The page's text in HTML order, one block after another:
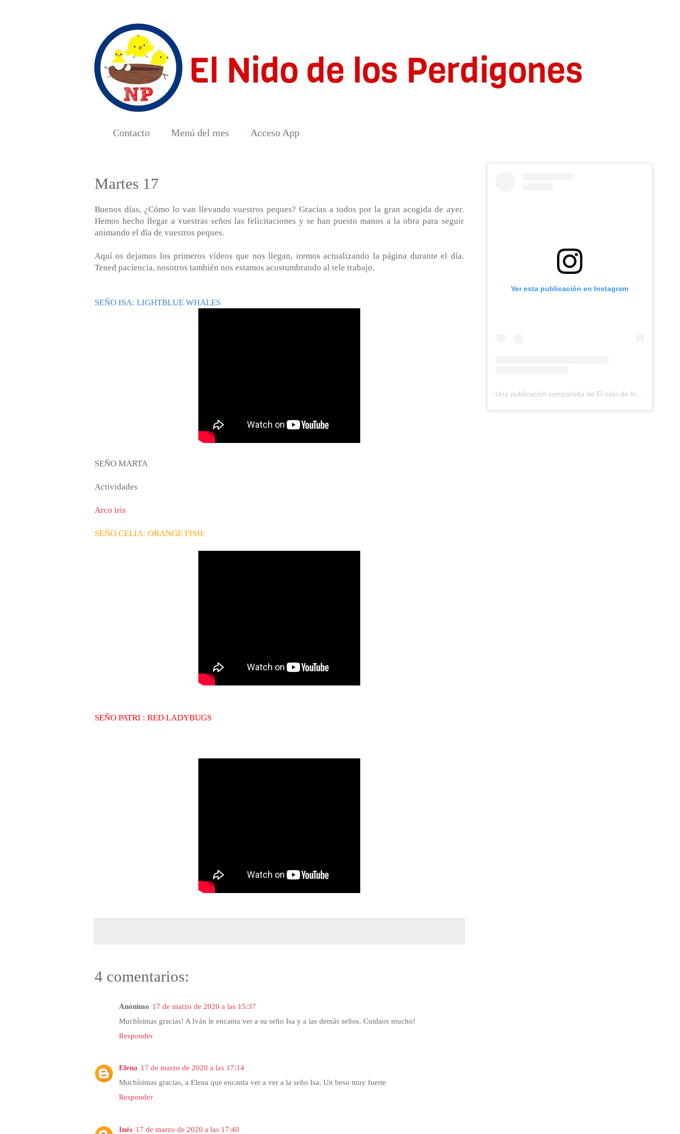
Contacto Menú del mes Acceso App
Martes 17
Buenos días, ¿Cómo lo van llevando vuestros peques? Gracias a todos por la gran acogida de ayer.
Hemos hecho llegar a vuestras seños las felicitaciones y se han puesto manos a la obra para seguir
animando el día de vuestros peques.
Aquí os dejamos los primeros vídeos que nos llegan, iremos actualizando la página durante el día.
Tened paciencia, nosotros también nos estamos acostumbrando al tele trabajo.
SEÑO ISA: LIGHTBLUE WHALES
SEÑO MARTA
Actividades
Arco iris
SEÑO CELIA: ORANGE FISH:
SEÑO PATRI : RED LADYBUGS
4 comentarios:
Anónimo 17 de marzo de 2020 a las 15:37
Muchísimas gracias! A Iván le encanta ver a su seño Isa y a las demás seños. Cuidaos mucho!
Responder
Elena 17 de marzo de 2020 a las 17:14
Muchísimas gracias, a Elena que encanta ver a ver a la seño Isa. Un beso muy fuerte
Responder
Inés 17 de marzo de 2020 a las 17:40
Ver esta publicación en Instagram